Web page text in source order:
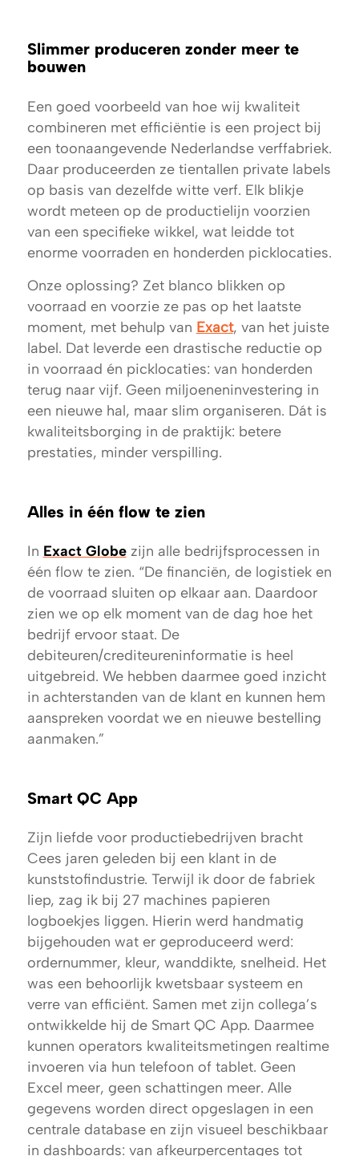
Slimmer produceren zonder meer te
bouwen
Een goed voorbeeld van hoe wij kwaliteit
combineren met efficiëntie is een project bij
een toonaangevende Nederlandse verffabriek.
Daar produceerden ze tientallen private labels
op basis van dezelfde witte verf. Elk blikje
wordt meteen op de productielijn voorzien
van een specifieke wikkel, wat leidde tot
enorme voorraden en honderden picklocaties.
Onze oplossing? Zet blanco blikken op
voorraad en voorzie ze pas op het laatste
moment, met behulp van Exact, van het juiste
label. Dat leverde een drastische reductie op
in voorraad én picklocaties: van honderden
terug naar vijf. Geen miljoeneninvestering in
een nieuwe hal, maar slim organiseren. Dát is
kwaliteitsborging in de praktijk: betere
prestaties, minder verspilling.
Alles in één flow te zien
In Exact Globezijn alle bedrijfsprocessen in
één flow te zien. “De financiën, de logistiek en
de voorraad sluiten op elkaar aan. Daardoor
zien we op elk moment van de dag hoe het
bedrijf ervoor staat. De
debiteuren/crediteureninformatie is heel
uitgebreid. We hebben daarmee goed inzicht
in achterstanden van de klant en kunnen hem
aanspreken voordat we en nieuwe bestelling
aanmaken.”
Smart QC App
Zijn liefde voor productiebedrijven bracht
Cees jaren geleden bij een klant in de
kunststofindustrie. Terwijl ik door de fabriek
liep, zag ik bij 27 machines papieren
logboekjes liggen. Hierin werd handmatig
bijgehouden wat er geproduceerd werd:
ordernummer, kleur, wanddikte, snelheid. Het
was een behoorlijk kwetsbaar systeem en
verre van efficiënt. Samen met zijn collega’s
ontwikkelde hij de Smart QC App. Daarmee
kunnen operators kwaliteitsmetingen realtime
invoeren via hun telefoon of tablet. Geen
Excel meer, geen schattingen meer. Alle
gegevens worden direct opgeslagen in een
centrale database en zijn visueel beschikbaar
in dashboards: van afkeurpercentages tot